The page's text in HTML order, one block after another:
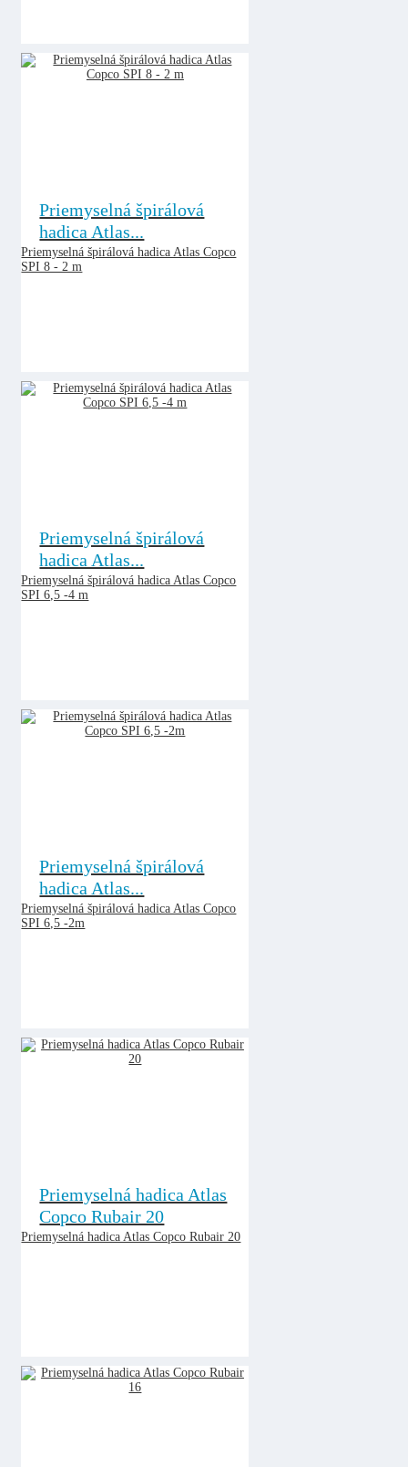
Priemyselná špirálová
hadica Atlas...
Priemyselná špirálová hadica Atlas Copco
SPI 8 - 2 m
Priemyselná špirálová
hadica Atlas...
Priemyselná špirálová hadica Atlas Copco
SPI 6,5 -4 m
Priemyselná špirálová
hadica Atlas...
Priemyselná špirálová hadica Atlas Copco
SPI 6,5 -2m
Priemyselná hadica Atlas
Copco Rubair 20
Priemyselná hadica Atlas Copco Rubair 20